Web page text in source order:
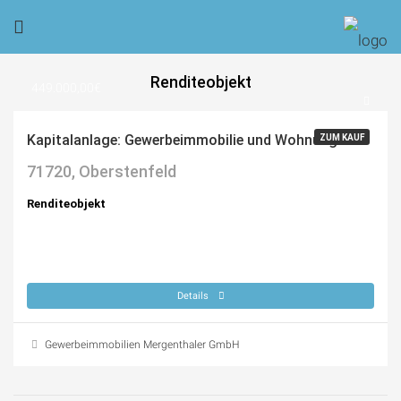
Renditeobjekt
ZUM KAUF
Kapitalanlage: Gewerbeimmobilie und Wohnung
71720, Oberstenfeld
Renditeobjekt
Details
Gewerbeimmobilien Mergenthaler GmbH